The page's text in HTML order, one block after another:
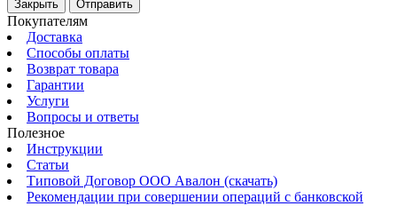
Закрыть Отправить
Покупателям
Доставка
Способы оплаты
Возврат товара
Гарантии
Услуги
Вопросы и ответы
Полезное
Инструкции
Статьи
Типовой Договор ООО Авалон (скачать)
Рекомендации при совершении операций с банковской